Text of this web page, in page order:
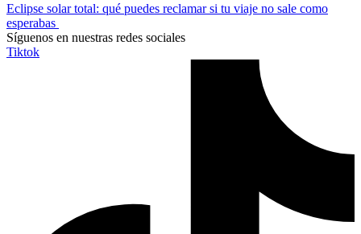
Eclipse solar total: qué puedes reclamar si tu viaje no sale como
esperabas
Síguenos en nuestras redes sociales
Tiktok